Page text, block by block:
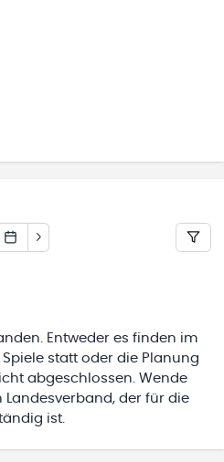
Entweder es finden im
statt oder die Planung
abgeschlossen. Wende
der für die
ist.